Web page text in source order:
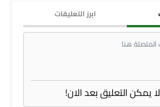
ابرز التعليقات
يمكن التعليق بعد الان!